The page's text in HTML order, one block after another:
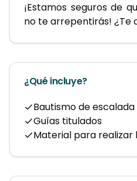
¡Estamos seguros de
no te arrepentirás! ¿Te
¿Qué incluye?
Bautismo de
Guías titulados
Material para realizar